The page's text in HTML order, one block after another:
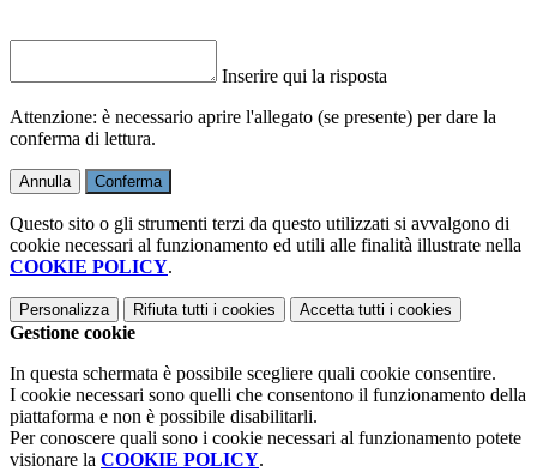
Inserire qui la risposta
Attenzione: è necessario aprire l'allegato (se presente) per dare la
conferma di lettura.
Annulla Conferma
Questo sito o gli strumenti terzi da questo utilizzati si avvalgono di
cookie necessari al funzionamento ed utili alle finalità illustrate nella
COOKIE POLICY.
Personalizza Rifiuta tutti i cookies Accetta tutti i cookies
Gestione cookie
In questa schermata è possibile scegliere quali cookie consentire.
I cookie necessari sono quelli che consentono il funzionamento della
piattaforma e non è possibile disabilitarli.
Per conoscere quali sono i cookie necessari al funzionamento potete
visionare la COOKIE POLICY.